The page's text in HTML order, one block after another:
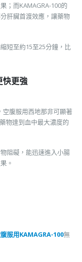
；而KAMAGRA-100的
肝臟首渡效應，讓藥物
短至約15至25分鐘，比
快更強
腹服用西地那非可顯著
物達到血中最大濃度的
阻礙，能迅速進入小腸
。
服用KAMAGRA-100無